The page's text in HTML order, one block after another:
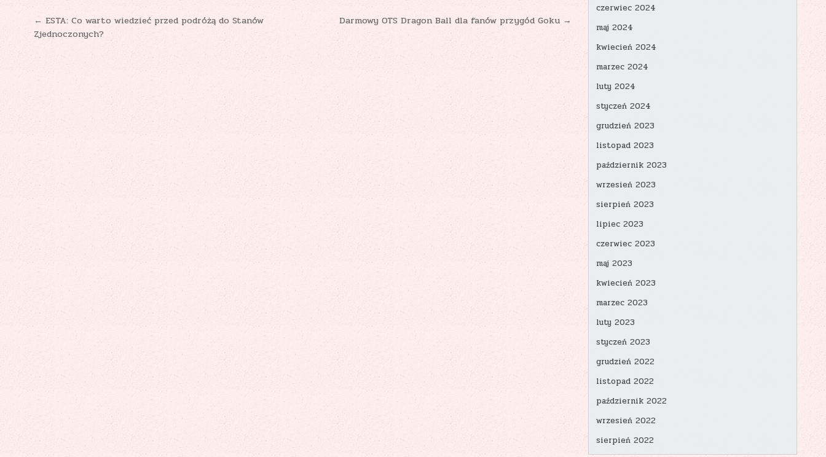
Nawigacja
wpisu
Darmowy OTS Dragon Ball dla fanów przygód Goku →
← ESTA: Co warto wiedzieć przed podróżą do Stanów
Zjednoczonych?
czerwiec 2024
maj 2024
kwiecień 2024
marzec 2024
luty 2024
styczeń 2024
grudzień 2023
listopad 2023
październik 2023
wrzesień 2023
sierpień 2023
lipiec 2023
czerwiec 2023
maj 2023
kwiecień 2023
marzec 2023
luty 2023
styczeń 2023
grudzień 2022
listopad 2022
październik 2022
wrzesień 2022
sierpień 2022